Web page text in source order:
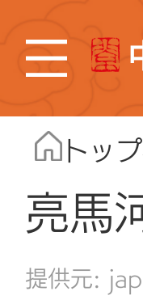
トッ
亮馬